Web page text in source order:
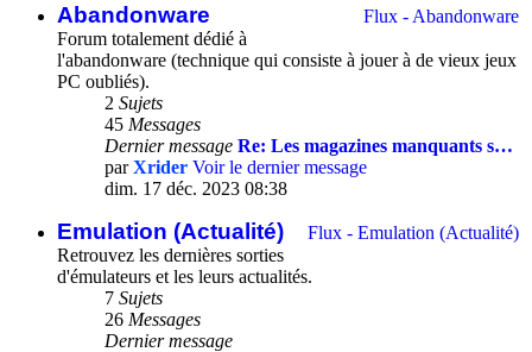
Flux - Abandonware
Abandonware
Forum totalement dédié à
l'abandonware (technique qui consiste à jouer à de vieux jeux
PC oubliés).
2 Sujets
45 Messages
Dernier message Re: Les magazines manquants s…
parXrider Voir le dernier message
dim. 17 déc. 2023 08:38
Flux - Emulation (Actualité)
Emulation (Actualité)
Retrouvez les dernières sorties
d'émulateurs et les leurs actualités.
7 Sujets
26 Messages
Dernier message